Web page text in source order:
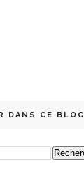
DANS CE BLOG